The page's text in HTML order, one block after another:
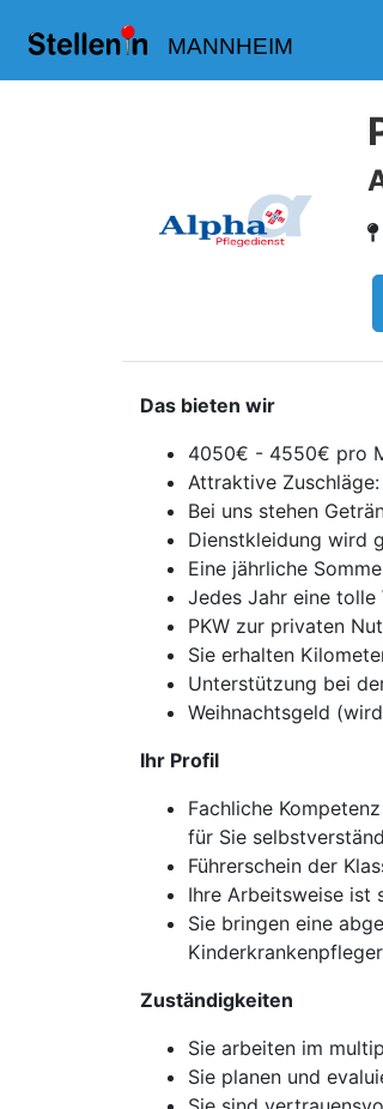
MANNHEIM
Das bieten wir
4050€ - 4550€ pro
Attraktive
Bei uns stehen
Dienstkleidung wird
Eine jährliche
Jedes Jahr eine tolle
PKW zur privaten
Sie erhalten
Unterstützung bei
Weihnachtsgeld
Ihr Profil
Fachliche
für Sie
Führerschein der
Ihre Arbeitsweise ist
Sie bringen eine
Zuständigkeiten
Sie arbeiten im
Sie planen und